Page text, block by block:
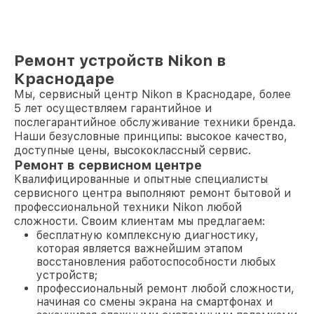
Ремонт устройств Nikon в
Краснодаре
Мы, сервисный центр Nikon в Краснодаре, более
5 лет осуществляем гарантийное и
послегарантийное обслуживание техники бренда.
Наши безусловные принципы: высокое качество,
доступные цены, высококлассный сервис.
Ремонт в сервисном центре
Квалифицированные и опытные специалисты
сервисного центра выполняют ремонт бытовой и
профессиональной техники Nikon любой
сложности. Своим клиентам мы предлагаем:
бесплатную комплексную диагностику,
которая является важнейшим этапом
восстановления работоспособности любых
устройств;
профессиональный ремонт любой сложности,
начиная со смены экрана на смартфонах и